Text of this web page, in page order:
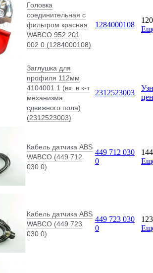
Головка
соединительная с
фильтром красная
WABCO 952 201
002 0 (1284000108)
1284000108
Заглушка для
профиля 112мм
4104001.1 (вх. в к-т
механизма
сдвижного пола)
(2312523003)
2312523003
Кабель датчика ABS
WABCO (449 712
030 0)
449 712 030
0
Кабель датчика ABS
WABCO (449 723
030 0)
449 723 030
0